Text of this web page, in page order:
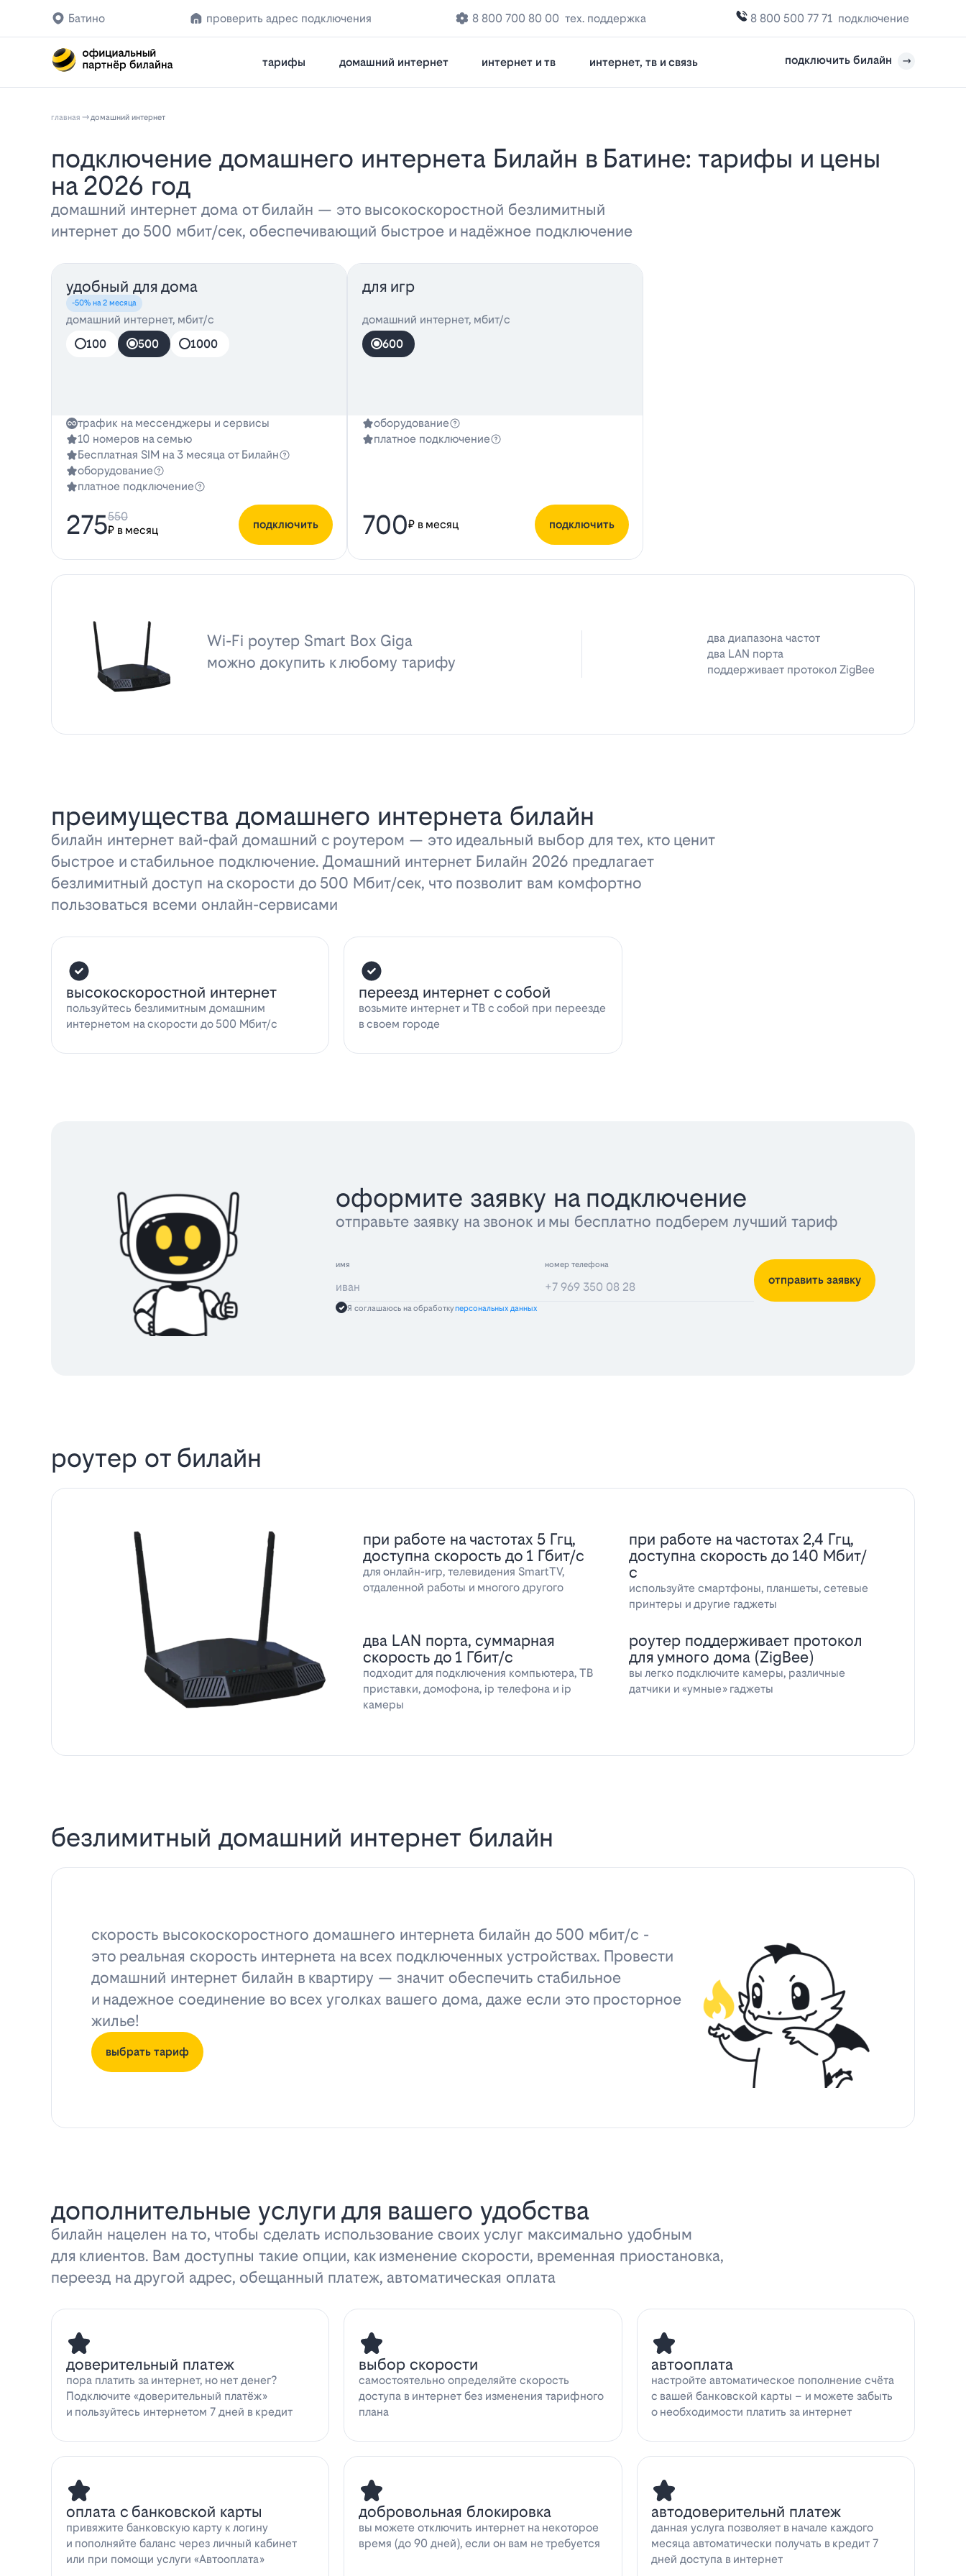
Батино проверить адрес подключения 8 800 700 80 00 тех. поддержка 8 800 500 77 71 подключение
тарифы домашний интернет интернет и тв интернет, тв и связь подключить билайн
главная домашний интернет
Подключение домашнего интернета Билайн в Батине: тарифы и цены
на 2026 год
домашний интернет дома от билайн — это высокоскоростной безлимитный
интернет до 500 мбит/сек, обеспечивающий быстрое и надёжное подключение
удобный для дома
-50% на 2 месяца
домашний интернет, мбит/с
100
500 1000
трафик на мессенджеры и сервисы
10 номеров на семью
Бесплатная SIM на 3 месяца от Билайн
оборудование
платное подключение
275₽ в месяц
550
подключить
для игр
домашний интернет, мбит/с
600
оборудование
платное подключение
700₽ в месяц подключить
Wi-Fi роутер Smart Box Giga
можно докупить к любому тарифу
два диапазона частот
два LAN порта
поддерживает протокол ZigBee
преимущества домашнего интернета билайн
билайн интернет вай-фай домашний с роутером — это идеальный выбор для тех, кто ценит
быстрое и стабильное подключение. Домашний интернет Билайн 2026 предлагает
безлимитный доступ на скорости до 500 Мбит/сек, что позволит вам комфортно
пользоваться всеми онлайн-сервисами
высокоскоростной интернет
пользуйтесь безлимитным домашним
интернетом на скорости до 500 Мбит/с
переезд интернет с собой
возьмите интернет и ТВ с собой при переезде
в своем городе
оформите заявку на подключение
отправьте заявку на звонок и мы бесплатно подберем лучший тариф
имя номер телефона
отправить заявку
Я соглашаюсь на обработкуперсональных данных
роутер от билайн
при работе на частотах 5 Ггц,
доступна скорость до 1 Гбит/с
для онлайн-игр, телевидения SmartTV,
отдаленной работы и многого другого
при работе на частотах 2,4 Ггц,
доступна скорость до 140 Мбит/
с
используйте смартфоны, планшеты, сетевые
принтеры и другие гаджеты
два LAN порта, суммарная
скорость до 1 Гбит/с
подходит для подключения компьютера, ТВ
приставки, домофона, ip телефона и ip
камеры
роутер поддерживает протокол
для умного дома (ZigBee)
вы легко подключите камеры, различные
датчики и «умные» гаджеты
безлимитный домашний интернет билайн
скорость высокоскоростного домашнего интернета билайн до 500 мбит/с -
это реальная скорость интернета на всех подключенных устройствах. Провести
домашний интернет билайн в квартиру — значит обеспечить стабильное
и надежное соединение во всех уголках вашего дома, даже если это просторное
жилье!
выбрать тариф
дополнительные услуги для вашего удобства
билайн нацелен на то, чтобы сделать использование своих услуг максимально удобным
для клиентов. Вам доступны такие опции, как изменение скорости, временная приостановка,
переезд на другой адрес, обещанный платеж, автоматическая оплата
доверительный платеж
пора платить за интернет, но нет денег?
Подключите «доверительный платёж»
и пользуйтесь интернетом 7 дней в кредит
выбор скорости
самостоятельно определяйте скорость
доступа в интернет без изменения тарифного
плана
автооплата
настройте автоматическое пополнение счёта
с вашей банковской карты – и можете забыть
о необходимости платить за интернет
оплата с банковской карты
привяжите банковскую карту к логину
и пополняйте баланс через личный кабинет
или при помощи услуги «Автооплата»
добровольная блокировка
вы можете отключить интернет на некоторое
время (до 90 дней), если он вам не требуется
автодоверительнй платеж
данная услуга позволяет в начале каждого
месяца автоматически получать в кредит 7
дней доступа в интернет